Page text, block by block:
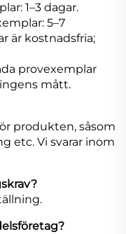
1–3 dagar.
5–7
är kostnadsfria;
provexemplar
mått.
produkten, såsom
etc. Vi svarar inom